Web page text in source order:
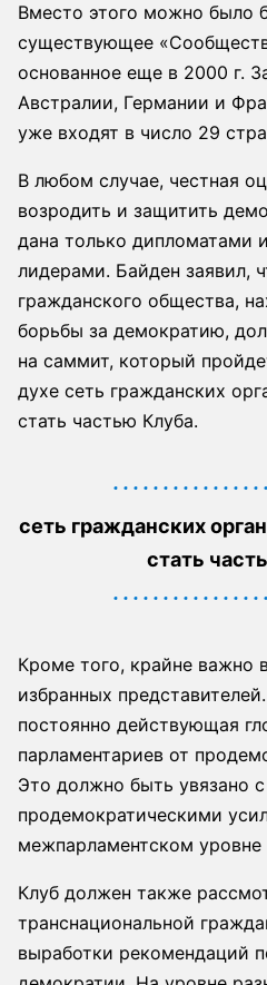
Вместо этого можно было
существующее
основанное еще в 2000 г.
Австралии, Германии и
уже входят в число 29
В любом случае, честная
возродить и защитить
дана только дипломатами
лидерами. Байден заявил,
гражданского общества,
борьбы за демократию,
на саммит, который
духе сеть гражданских
стать частью Клуба.
сеть гражданских
стать
Кроме того, крайне важно
избранных
постоянно действующая
парламентариев от
Это должно быть увязано
продемократическими
межпарламентском
Клуб должен также
транснациональной
выработки рекомендаций